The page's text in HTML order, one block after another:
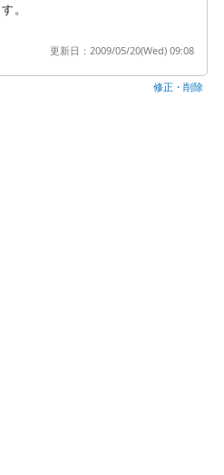
す。
更新日：2009/05/20(Wed) 09:08
修正・削除